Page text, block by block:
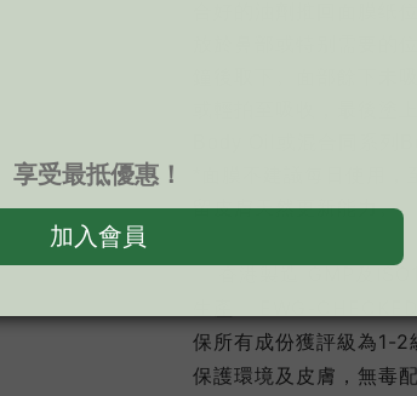
合好的油劑推回面膜纸
放於鼻部或特别需要的
鐘後取下。面部餘下未
或輕拍至吸收，最後塗
Body Oil或混合同系列
*面膜不建議每日使用
留皮膚天然更新能力。
✅ ⾹港製造 GMP及
⽣產✅ EWG-
保所有成份獲評級為1-2
保護環境及⽪膚，無毒